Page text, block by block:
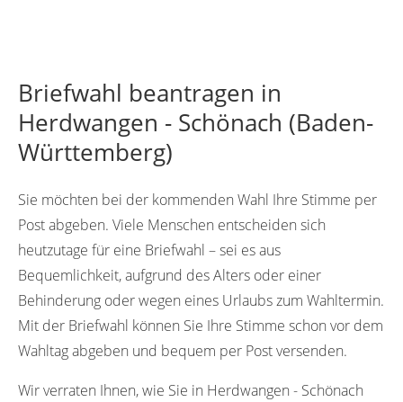
Briefwahl beantragen in
Herdwangen - Schönach (Baden-
Württemberg)
Sie möchten bei der kommenden Wahl Ihre Stimme per
Post abgeben. Viele Menschen entscheiden sich
heutzutage für eine Briefwahl – sei es aus
Bequemlichkeit, aufgrund des Alters oder einer
Behinderung oder wegen eines Urlaubs zum Wahltermin.
Mit der Briefwahl können Sie Ihre Stimme schon vor dem
Wahltag abgeben und bequem per Post versenden.
Wir verraten Ihnen, wie Sie in Herdwangen - Schönach